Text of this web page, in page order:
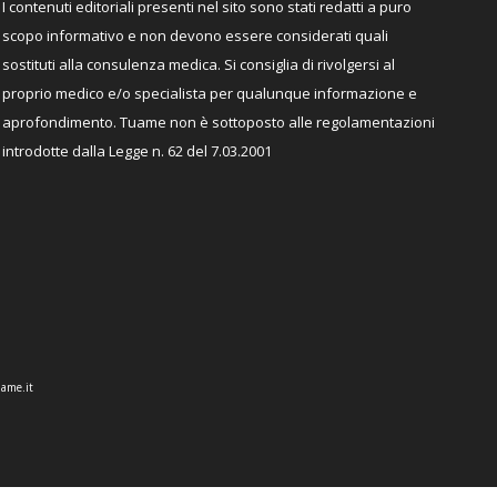
I contenuti editoriali presenti nel sito sono stati redatti a puro
scopo informativo e non devono essere considerati quali
sostituti alla consulenza medica. Si consiglia di rivolgersi al
proprio medico e/o specialista per qualunque informazione e
aprofondimento. Tuame non è sottoposto alle regolamentazioni
introdotte dalla Legge n. 62 del 7.03.2001